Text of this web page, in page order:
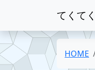
てくて
HOME